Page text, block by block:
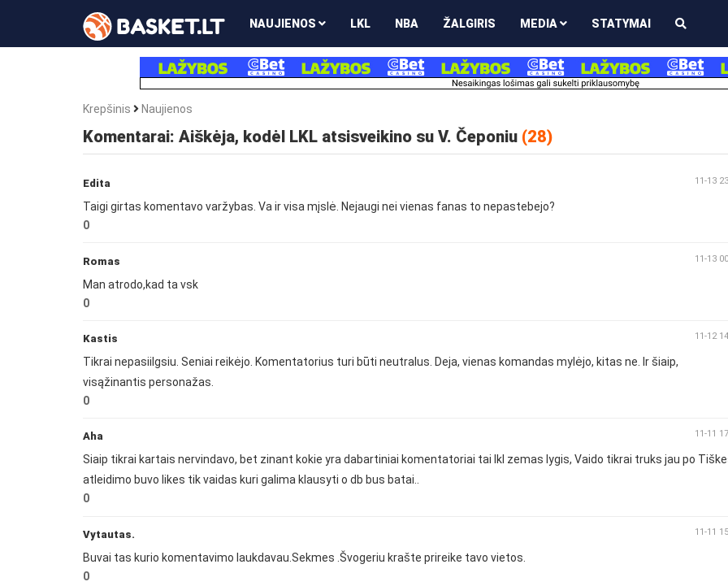
NAUJIENOS LKL NBA ŽALGIRIS MEDIA STATYMAI
Krepšinis Naujienos
Komentarai: Aiškėja, kodėl LKL atsisveikino su V. Čeponiu (28)
Edita 11-13
Taigi girtas komentavo varžybas. Va ir visa mįslė. Nejaugi nei vienas fanas to nepastebejo?
0
Romas 11-13
Man atrodo,kad ta vsk
0
Kastis 11-12
Tikrai nepasiilgsiu. Seniai reikėjo. Komentatorius turi būti neutralus. Deja, vienas komandas mylėjo, kitas ne. Ir šiaip,
visąžinantis personažas.
0
Aha 11-11
Siaip tikrai kartais nervindavo, bet zinant kokie yra dabartiniai komentatoriai tai lkl zemas lygis, Vaido tikrai truks jau po
atleidimo buvo likes tik vaidas kuri galima klausyti o db bus batai..
0
Vytautas. 11-11
Buvai tas kurio komentavimo laukdavau.Sekmes .Švogeriu krašte prireike tavo vietos.
0